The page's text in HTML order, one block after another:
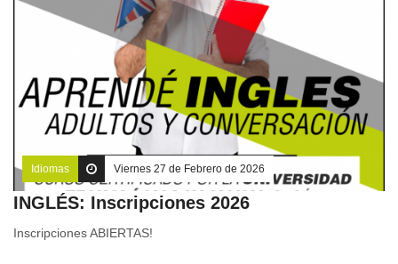
Idiomas Viernes 27 de Febrero de 2026
INGLÉS: Inscripciones 2026
Inscripciones ABIERTAS!